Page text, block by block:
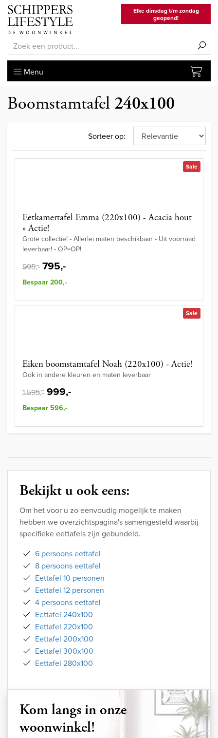
Elke dinsdag t/m zondag
geopend!
Menu
Boomstamtafel240x100
Sorteer op:
Sale
Eetkamertafel Emma (220x100) - Acacia hout
» Actie!
Grote collectie! - Allerlei maten beschikbaar - Uit voorraad
leverbaar! - OP=OP!
995,- 795,-
Bespaar 200,-
Sale
Eiken boomstamtafel Noah (220x100) - Actie!
Ook in andere kleuren en maten leverbaar
1.595,- 999,-
Bespaar 596,-
Bekijkt u ook eens:
Om het voor u zo eenvoudig mogelijk te maken
hebben we overzichtspagina's samengesteld waarbij
specifieke eettafels zijn gebundeld.
6 persoons eettafel
8 persoons eettafel
Eettafel 10 personen
Eettafel 12 personen
4 persoons eettafel
Eettafel 240x100
Eettafel 220x100
Eettafel 200x100
Eettafel 300x100
Eettafel 280x100
Kom langs in onze
woonwinkel!